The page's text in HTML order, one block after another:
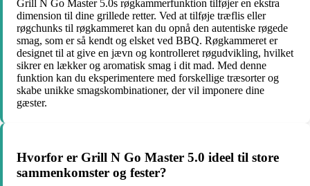
Grill N Go Master 5.0s røgkammerfunktion tilføjer en ekstra
dimension til dine grillede retter. Ved at tilføje træflis eller
røgchunks til røgkammeret kan du opnå den autentiske røgede
smag, som er så kendt og elsket ved BBQ. Røgkammeret er
designet til at give en jævn og kontrolleret røgudvikling, hvilket
sikrer en lækker og aromatisk smag i dit mad. Med denne
funktion kan du eksperimentere med forskellige træsorter og
skabe unikke smagskombinationer, der vil imponere dine
gæster.
Hvorfor er Grill N Go Master 5.0 ideel til store
sammenkomster og fester?